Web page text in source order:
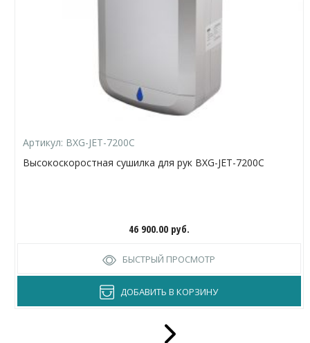
Артикул: BXG-JET-7200С
Высокоскоростная сушилка для рук BXG-JET-7200С
46 900.00 руб.
БЫСТРЫЙ ПРОСМОТР
ДОБАВИТЬ В КОРЗИНУ